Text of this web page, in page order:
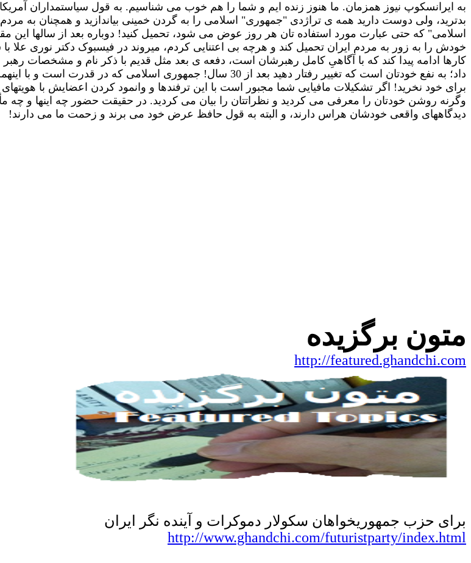
به ایرانسکوپ نیوز همزمان. ما هنوز زنده ایم و شما را هم خوب می شناسیم. به قول سیاستمداران
بدترید، ولی دوست دارید همه ی تراژدی "جمهوری" اسلامی را به گردن خمینی بیاندازید و همچنان به
اسلامی" که حتی عبارت مورد استفاده تان هر روز عوض می شود، تحمیل کنید! دوباره بعد از سالها
خودش را به زور به مردم ایران تحمیل کند و هرچه بی اعتنایی کردم، میروند در فیسبوک دکتر نوری علا
کارها ادامه پیدا کند که با آگاهیِ کامل رهبرشان است، دفعه ی بعد مثل قدیم با ذکر نام و مشخصات
برای خود نخرید! اگر تشکیلات مافیایی شما مجبور است با این ترفندها و وانمود کردن اعضایش با
وگرنه روشن خودتان را معرفی می کردید و نظراتتان را بیان می کردید. در حقیقت حضور چه اینها و چه
دیدگاههای واقعی خودشان هراس دارند، و البته به قول حافظ عرض خود می برند و زحمت ما می دارند!
متون برگزیده
http://featured.ghandchi.com
برای حزب جمهوریخواهان سکولار دموکرات و آینده نگر ایران
http://www.ghandchi.com/futuristparty/index.html